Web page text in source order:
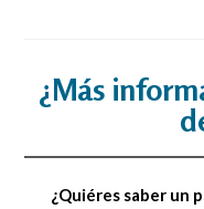
¿Más
¿Quiéres saber un